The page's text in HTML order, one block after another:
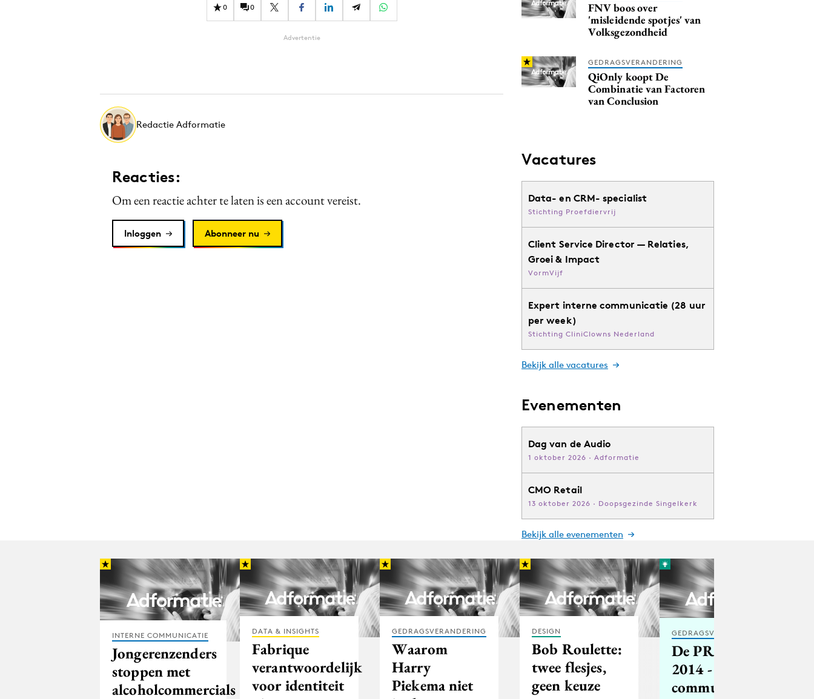
0 0
Advertentie
Redactie Adformatie
Reacties:
Om een reactie achter te laten is een account vereist.
Inloggen Abonneer nu
FNV boos over
'misleidende spotjes' van
Volksgezondheid
GEDRAGSVERANDERING
QiOnly koopt De
Combinatie van Factoren
van Conclusion
Vacatures
Data- en CRM- specialist
Stichting Proefdiervrij
Client Service Director — Relaties,
Groei & Impact
VormVijf
Expert interne communicatie (28 uur
per week)
Stichting CliniClowns Nederland
Bekijk alle vacatures
Evenementen
Dag van de Audio
1 oktober 2026 · Adformatie
CMO Retail
13 oktober 2026 · Doopsgezinde Singelkerk
Bekijk alle evenementen
INTERNE COMMUNICATIE
Jongerenzenders
stoppen met
alcoholcommercials
DATA & INSIGHTS
Fabrique
verantwoordelijk
voor identiteit
GEDRAGSVERANDERING
Waarom
Harry
Piekema niet
DESIGN
Bob Roulette:
twee flesjes,
geen keuze
GEDRAGSVERANDERING
De PR Hitlijst
2014 - de
communicatiesong